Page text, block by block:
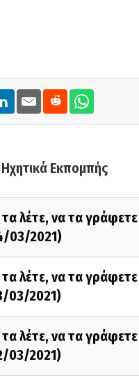
Εκπομπής
λέτε, να τα γράφετε
03/2021)
λέτε, να τα γράφετε
03/2021)
λέτε, να τα γράφετε
03/2021)